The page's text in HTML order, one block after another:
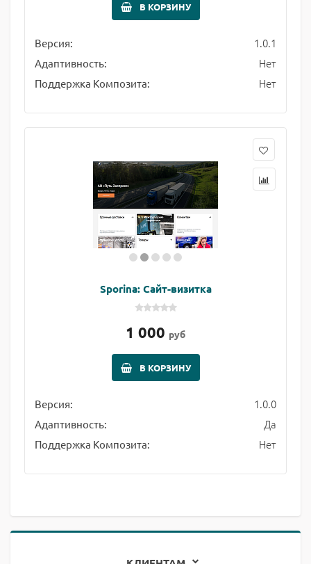
В КОРЗИНУ
Версия: 1.0.1
Адаптивность: Нет
Поддержка Композита: Нет
Sporina: Сайт-визитка
1 000 руб
В КОРЗИНУ
Версия: 1.0.0
Адаптивность: Да
Поддержка Композита: Нет